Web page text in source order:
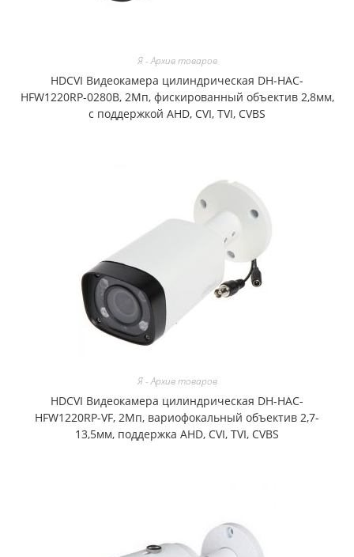
Я - Архив товаров
HDCVI Видеокамера цилиндрическая DH-HAC-
HFW1220RP-0280B, 2Мп, фискированный объектив 2,8мм,
с поддержкой AHD, CVI, TVI, CVBS
Я - Архив товаров
HDCVI Видеокамера цилиндрическая DH-HAC-
HFW1220RP-VF, 2Мп, вариофокальный объектив 2,7-
13,5мм, поддержка AHD, CVI, TVI, CVBS